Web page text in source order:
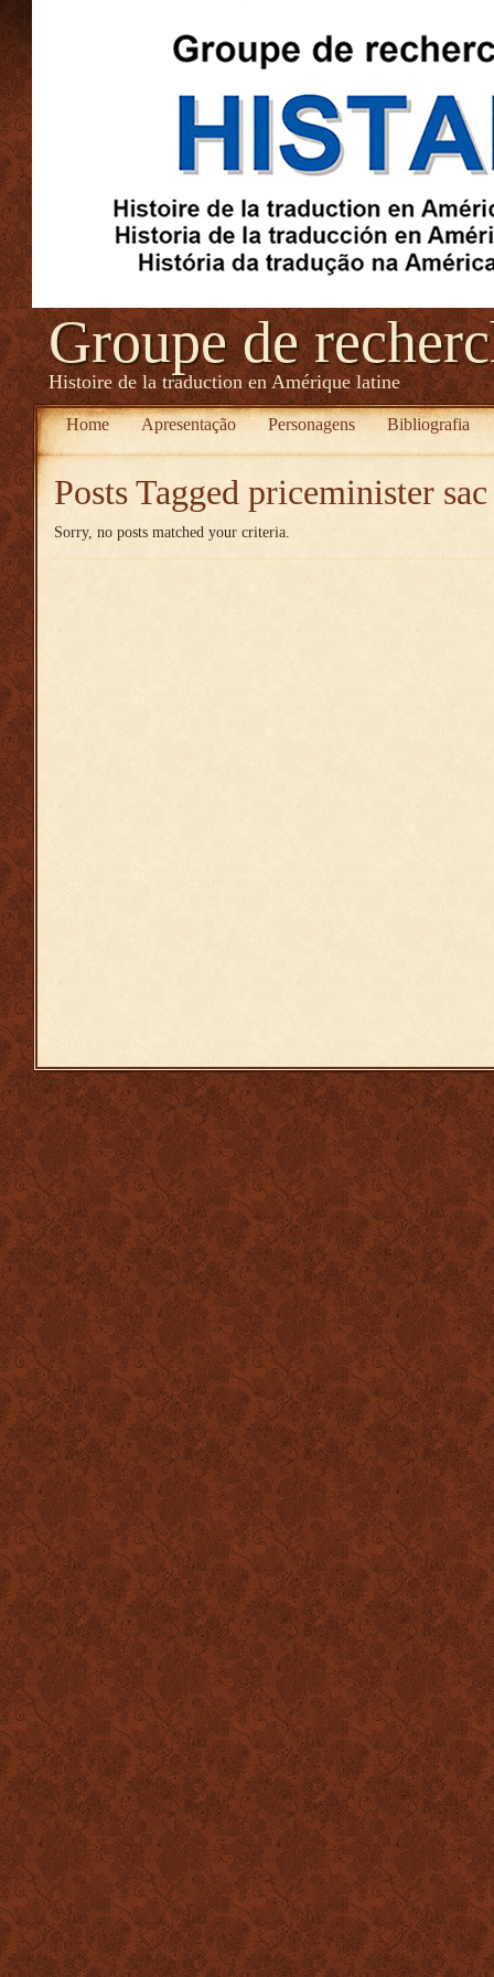
Groupe de
Histoire de la traduction en Amérique latine
Home Apresentação Personagens Bibliografia
Posts Tagged priceminister
Sorry, no posts matched your criteria.